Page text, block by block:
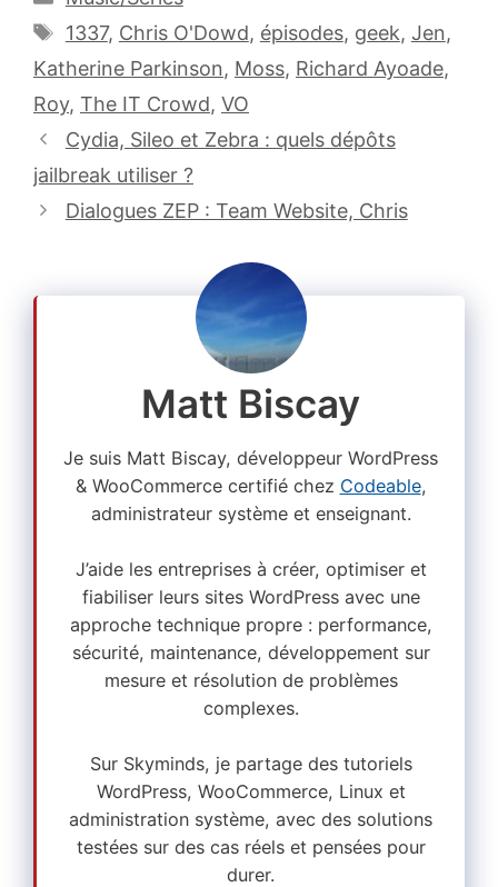
Étiquettes
1337, Chris O'Dowd, épisodes, geek, Jen,
Katherine Parkinson, Moss, Richard Ayoade,
Roy, The IT Crowd, VO
Cydia, Sileo et Zebra : quels dépôts
jailbreak utiliser ?
Dialogues ZEP : Team Website, Chris
Matt Biscay
Je suis Matt Biscay, développeur WordPress
& WooCommerce certifié chez Codeable,
administrateur système et enseignant.
J’aide les entreprises à créer, optimiser et
fiabiliser leurs sites WordPress avec une
approche technique propre : performance,
sécurité, maintenance, développement sur
mesure et résolution de problèmes
complexes.
Sur Skyminds, je partage des tutoriels
WordPress, WooCommerce, Linux et
administration système, avec des solutions
testées sur des cas réels et pensées pour
durer.